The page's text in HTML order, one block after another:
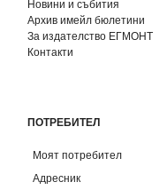
Новини и събития
Архив имейл бюлетини
За издателство ЕГМОНТ
Контакти
ПОТРЕБИТЕЛ
Моят потребител
Адресник